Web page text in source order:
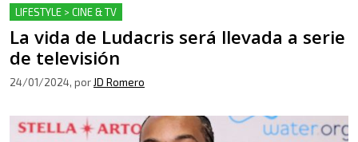
LIFESTYLE > CINE & TV
La vida de Ludacris será llevada a serie
de televisión
24/01/2024, por JD Romero